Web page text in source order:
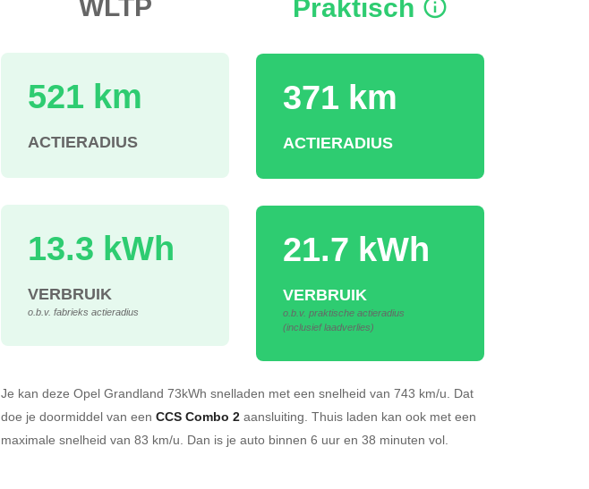
521 km
ACTIERADIUS
13.3 kWh
VERBRUIK
o.b.v. fabrieks actieradius
Praktisch
371 km
ACTIERADIUS
21.7 kWh
VERBRUIK
o.b.v. praktische actieradius
(inclusief laadverlies)
Je kan deze Opel Grandland 73kWh snelladen met een snelheid van 743 km/u. Dat
doe je doormiddel van een CCS Combo 2 aansluiting. Thuis laden kan ook met een
maximale snelheid van 83 km/u. Dan is je auto binnen 6 uur en 38 minuten vol.